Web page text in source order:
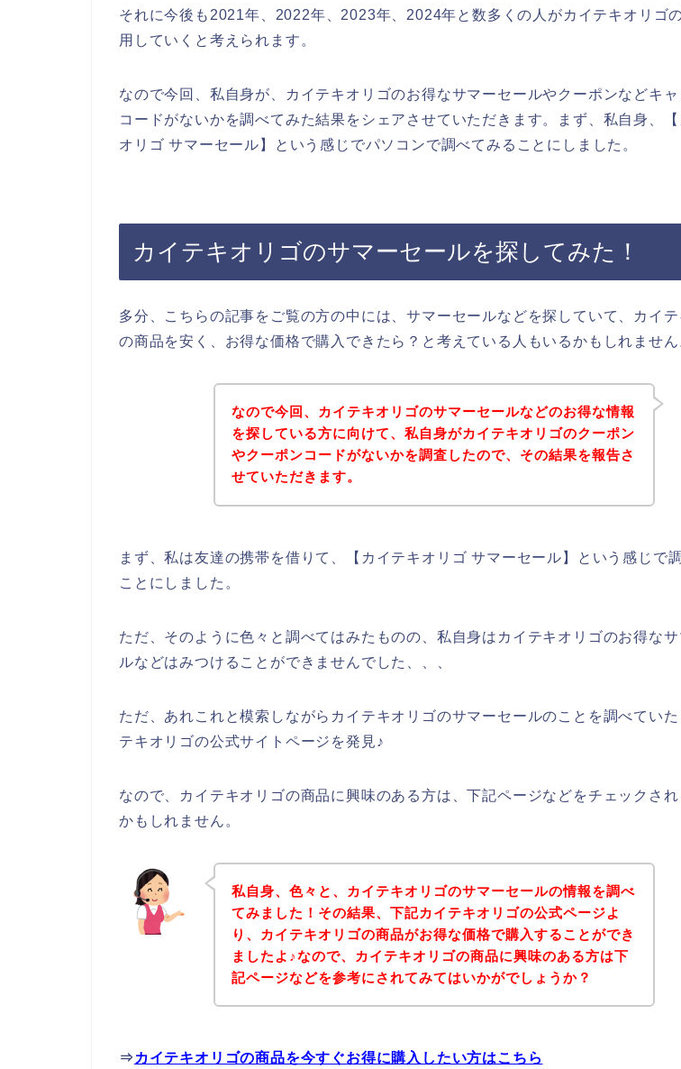
それに今後も2021年、2022年、2023年、2024年と数多くの人がカイテキオリゴ
用していくと考えられます。
なので今回、私自身が、カイテキオリゴのお得なサマーセールやクーポンなどキ
コードがないかを調べてみた結果をシェアさせていただきます。まず、私自身、【
オリゴ サマーセール】という感じでパソコンで調べてみることにしました。
カイテキオリゴのサマーセールを探してみた！
多分、こちらの記事をご覧の方の中には、サマーセールなどを探していて、カイ
の商品を安く、お得な価格で購入できたら？と考えている人もいるかもしれません
なので今回、カイテキオリゴのサマーセールなどのお得な情報
を探している方に向けて、私自身がカイテキオリゴのクーポン
やクーポンコードがないかを調査したので、その結果を報告さ
せていただきます。
まず、私は友達の携帯を借りて、【カイテキオリゴ サマーセール】という感じで
ことにしました。
ただ、そのように色々と調べてはみたものの、私自身はカイテキオリゴのお得な
ルなどはみつけることができませんでした、、、
ただ、あれこれと模索しながらカイテキオリゴのサマーセールのことを調べていた
テキオリゴの公式サイトページを発見♪
なので、カイテキオリゴの商品に興味のある方は、下記ページなどをチェックさ
かもしれません。
私自身、色々と、カイテキオリゴのサマーセールの情報を調べ
てみました！その結果、下記カイテキオリゴの公式ページよ
り、カイテキオリゴの商品がお得な価格で購入することができ
ましたよ♪なので、カイテキオリゴの商品に興味のある方は下
記ページなどを参考にされてみてはいかがでしょうか？
⇒ カイテキオリゴの商品を今すぐお得に購入したい方はこちら